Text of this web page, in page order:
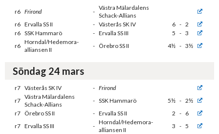
r6 Frirond -
Västra Mälardalens
Schack-Allians
r6 Ervalla SS II - Västerås SK IV 6 - 2
r6 SSK Hammarö - Ervalla SS III 5 - 3
r6
Horndal/Hedemora-
alliansen II
- Örebro SS II 4½ - 3½
Söndag 24 mars
r7 Västerås SK IV - Frirond
r7
Västra Mälardalens
Schack-Allians
- SSK Hammarö 5½ - 2½
r7 Örebro SS II - Ervalla SS II 2 - 6
r7 Ervalla SS III -
Horndal/Hedemora-
alliansen II
3 - 5